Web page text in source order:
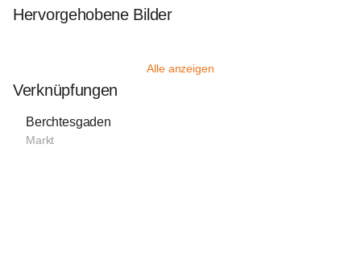
Hervorgehobene Bilder
Alle anzeigen
Verknüpfungen
Berchtesgaden
Markt